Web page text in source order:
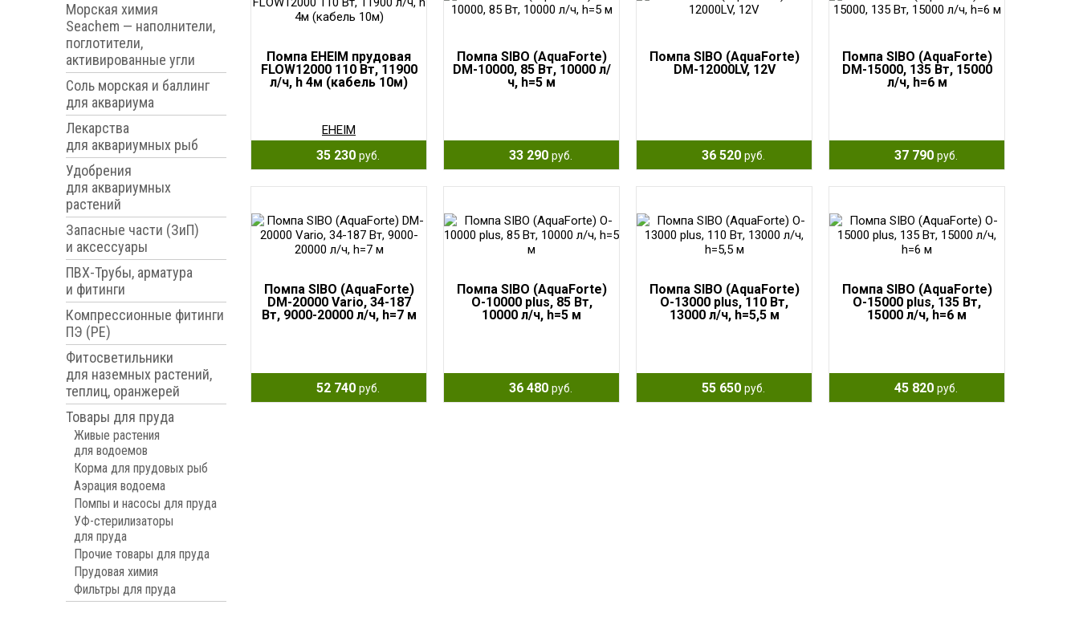
Морская химия
Seachem — наполнители,
поглотители,
активированные угли
Соль морская и баллинг
для аквариума
Лекарства
для аквариумных рыб
Удобрения
для аквариумных
растений
Запасные части (ЗиП)
и аксессуары
ПВХ-Трубы, арматура
и фитинги
Компрессионные фитинги
ПЭ (PE)
Фитосветильники
для наземных растений,
теплиц, оранжерей
Товары для пруда
Живые растения
для водоемов
Корма для прудовых рыб
Аэрация водоема
Помпы и насосы для пруда
УФ-стерилизаторы
для пруда
Прочие товары для пруда
Прудовая химия
Фильтры для пруда
Помпа EHEIM прудовая
FLOW12000 110 Вт, 11900
л/ч, h 4м (кабель 10м)
EHEIM
35 230 руб.
Помпа SIBO (AquaForte)
DM-10000, 85 Вт, 10000 л/
ч, h=5 м
33 290 руб.
Помпа SIBO (AquaForte)
DM-12000LV, 12V
36 520 руб.
Помпа SIBO (AquaForte)
DM-15000, 135 Вт, 15000
л/ч, h=6 м
37 790 руб.
Помпа SIBO (AquaForte)
DM-20000 Vario, 34-187
Вт, 9000-20000 л/ч, h=7 м
52 740 руб.
Помпа SIBO (AquaForte)
O-10000 plus, 85 Вт,
10000 л/ч, h=5 м
36 480 руб.
Помпа SIBO (AquaForte)
O-13000 plus, 110 Вт,
13000 л/ч, h=5,5 м
55 650 руб.
Помпа SIBO (AquaForte)
O-15000 plus, 135 Вт,
15000 л/ч, h=6 м
45 820 руб.